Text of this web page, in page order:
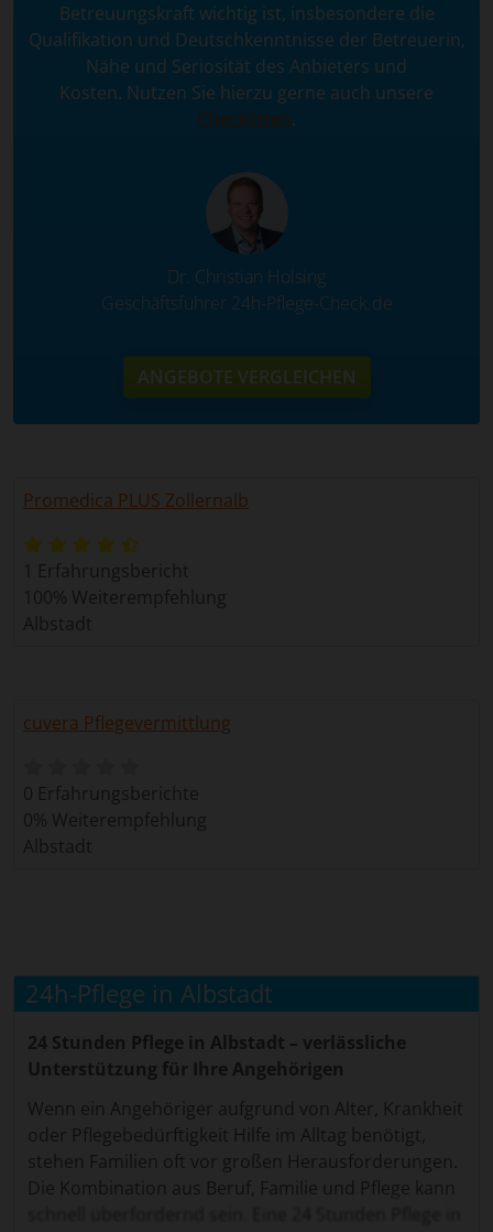
Betreuungskraft wichtig ist, insbesondere die
Qualifikation und Deutschkenntnisse der Betreuerin,
Nähe und Seriosität des Anbieters und
Kosten. Nutzen Sie hierzu gerne auch unsere
Checklisten.
Dr. Christian Holsing
Geschäftsführer 24h-Pflege-Check.de
ANGEBOTE VERGLEICHEN
Promedica PLUS Zollernalb
1 Erfahrungsbericht
100% Weiterempfehlung
Albstadt
cuvera Pflegevermittlung
0 Erfahrungsberichte
0% Weiterempfehlung
Albstadt
24h-Pflege in Albstadt
24 Stunden Pflege in Albstadt – verlässliche
Unterstützung für Ihre Angehörigen
Wenn ein Angehöriger aufgrund von Alter, Krankheit
oder Pflegebedürftigkeit Hilfe im Alltag benötigt,
stehen Familien oft vor großen Herausforderungen.
Die Kombination aus Beruf, Familie und Pflege kann